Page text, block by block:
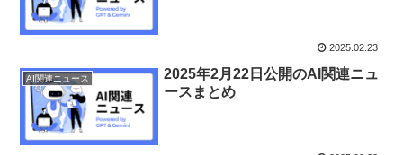
2025.02.23
AI関連ニュース
2025年2月22日公開のAI関連ニュ
ースまとめ